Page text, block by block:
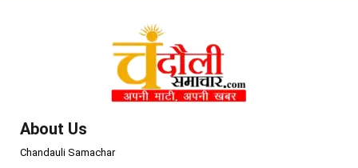
About Us
Chandauli Samachar